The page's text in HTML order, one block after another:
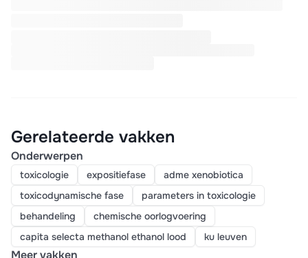
Gerelateerde vakken
Onderwerpen
toxicologie expositiefase
adme xenobiotica
toxicodynamische fase
parameters in toxicologie
behandeling
chemische oorlogvoering
capita selecta methanol ethanol lood
ku leuven
Meer vakken